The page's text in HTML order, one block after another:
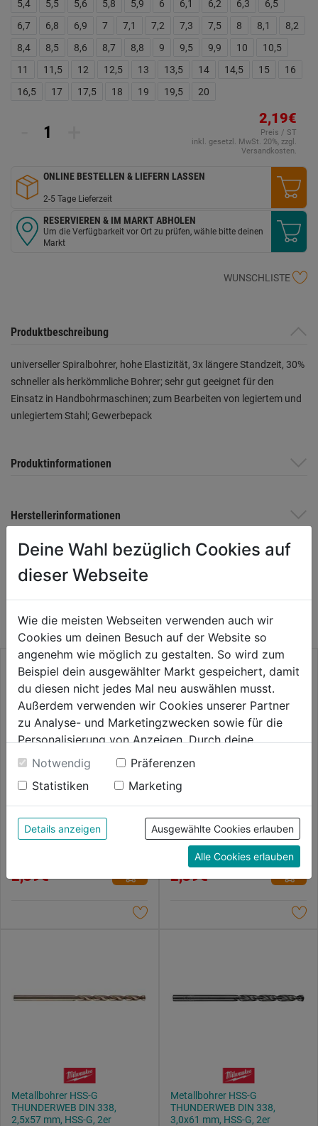
5,4
5,5 5,6 5,8 5,9 6 6,1 6,2 6,3
6,5
6,7
6,8 6,9 7 7,1 7,2 7,3 7,5 8 8,1
8,2
8,4
8,5 8,6 8,7 8,8 9 9,5 9,9 10
10,5
11
11,5 12 12,5 13 13,5 14 14,5 15
16
16,5
17 17,5 18 19 19,5 20
2,19€
Preis / ST
inkl. gesetzl. MwSt. 20%, zzgl.
Versandkosten.
ONLINE BESTELLEN & LIEFERN LASSEN
2-5 Tage Lieferzeit
RESERVIEREN & IM MARKT ABHOLEN
Um die Verfügbarkeit vor Ort zu prüfen, wähle bitte deinen
Markt
WUNSCHLISTE
Produktbeschreibung
universeller Spiralbohrer, hohe Elastizität, 3x längere Standzeit, 30%
schneller als herkömmliche Bohrer; sehr gut geeignet für den
Einsatz in Handbohrmaschinen; zum Bearbeiten von legiertem und
unlegiertem Stahl; Gewerbepack
Produktinformationen
Herstellerinformationen
WEITERE PRODUKTE AUS DIESER
KATEGORIE
THUNDERWEB DIN 338, 4,8 x
86 mm, HSS-G
von
2,39€
THUNDERWEB DIN 338, 5,0 x
86 mm, HSS-G
0.0 (0)
von
2,39€
Metallbohrer HSS-G
THUNDERWEB DIN 338,
2,5x57 mm, HSS-G, 2er
Metallbohrer HSS-G
THUNDERWEB DIN 338,
3,0x61 mm, HSS-G, 2er
Deine Wahl bezüglich Cookies auf
dieser Webseite
Wie die meisten Webseiten verwenden auch wir
Cookies um deinen Besuch auf der Website so
angenehm wie möglich zu gestalten. So wird zum
Beispiel dein ausgewählter Markt gespeichert, damit
du diesen nicht jedes Mal neu auswählen musst.
Außerdem verwenden wir Cookies unserer Partner
zu Analyse- und Marketingzwecken sowie für die
Personalisierung von Anzeigen. Durch deine
Einwilligung werden die Daten von Drittanbieter,
unter anderem auch in den USA, verarbeitet.
Durch Klick auf "Alle Cookies erlauben" stimmst du
der Verwendung aller Cookies zu. Unter "Details
anzeigen" findest du alle Infos zu den
unterschiedlichen Cookies, unter "Cookies
Konfigurieren" kannst du auswählen, welche Cookies
du zulassen möchtest und welche nicht.
Datenschutzerklärung.
Notwendig
Präferenzen
Statistiken
Marketing
Details anzeigen Ausgewählte Cookies erlauben
Alle Cookies erlauben